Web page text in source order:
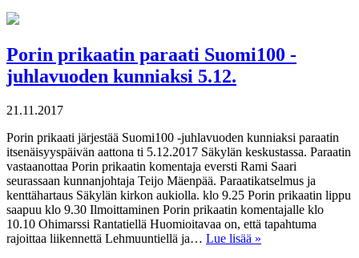
Porin prikaatin paraati Suomi100 -
juhlavuoden kunniaksi 5.12.
21.11.2017
Porin prikaati järjestää Suomi100 -juhlavuoden kunniaksi paraatin
itsenäisyyspäivän aattona ti 5.12.2017 Säkylän keskustassa. Paraatin
vastaanottaa Porin prikaatin komentaja eversti Rami Saari
seurassaan kunnanjohtaja Teijo Mäenpää. Paraatikatselmus ja
kenttähartaus Säkylän kirkon aukiolla. klo 9.25 Porin prikaatin lippu
saapuu klo 9.30 Ilmoittaminen Porin prikaatin komentajalle klo
10.10 Ohimarssi Rantatiellä Huomioitavaa on, että tapahtuma
rajoittaa liikennettä Lehmuuntiellä ja… Lue lisää »